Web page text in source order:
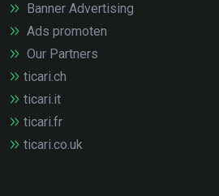
Banner Advertising
Ads promoten
Our Partners
ticari.ch
ticari.it
ticari.fr
ticari.co.uk